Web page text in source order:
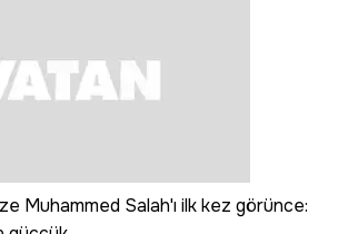
Muhammed Salah'ı ilk kez görünce: